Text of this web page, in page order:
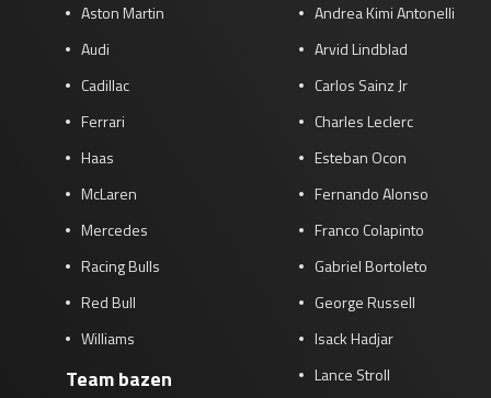
Aston Martin
Audi
Cadillac
Ferrari
Haas
McLaren
Mercedes
Racing Bulls
Red Bull
Williams
Team bazen
Andrea Kimi Antonelli
Arvid Lindblad
Carlos Sainz Jr
Charles Leclerc
Esteban Ocon
Fernando Alonso
Franco Colapinto
Gabriel Bortoleto
George Russell
Isack Hadjar
Lance Stroll